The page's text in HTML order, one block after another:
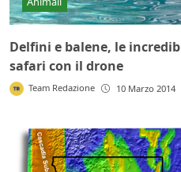
Delfini e balene, le
safari con il drone
Team Redazione 10 Marzo 2014